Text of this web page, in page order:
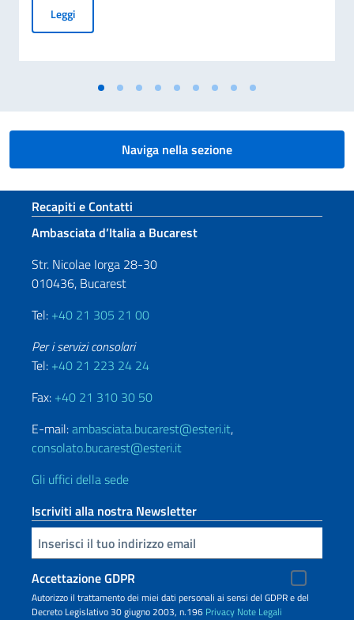
LeggiMESSAGGIO DEL VICE PRESIDENTE DEL CONSIGLIO DEI
Naviga nella sezione
Sezione footer
Recapiti e Contatti
Ambasciata d’Italia a Bucarest
Str. Nicolae Iorga 28-30
010436, Bucarest
Tel: +40 21 305 21 00
Per i servizi consolari
Tel: +40 21 223 24 24
Fax: +40 21 310 30 50
E-mail:ambasciata.bucarest@esteri.it,
consolato.bucarest@esteri.it
Gli uffici della sede
Iscriviti alla nostra Newsletter
Inserisci la tua email
Accettazione GDPR
Autorizzo il trattamento dei miei dati personali ai sensi del GDPR e del
Decreto Legislativo 30 giugno 2003, n.196 Privacy Note Legali